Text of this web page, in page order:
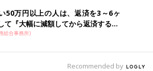
50万円以上の人は、返済を3～6ヶ
て『大幅に減額してから返済する...
総合事務所)
Recommended by